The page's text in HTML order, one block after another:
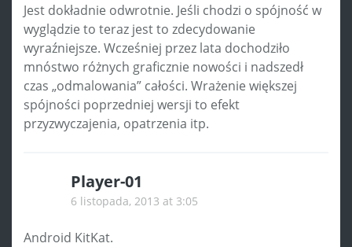
Jest dokładnie odwrotnie. Jeśli chodzi o spójność w
wyglądzie to teraz jest to zdecydowanie
wyraźniejsze. Wcześniej przez lata dochodziło
mnóstwo różnych graficznie nowości i nadszedł
czas „odmalowania” całości. Wrażenie większej
spójności poprzedniej wersji to efekt
przyzwyczajenia, opatrzenia itp.
Player-01
6 listopada, 2013 at 3:05
Android KitKat.